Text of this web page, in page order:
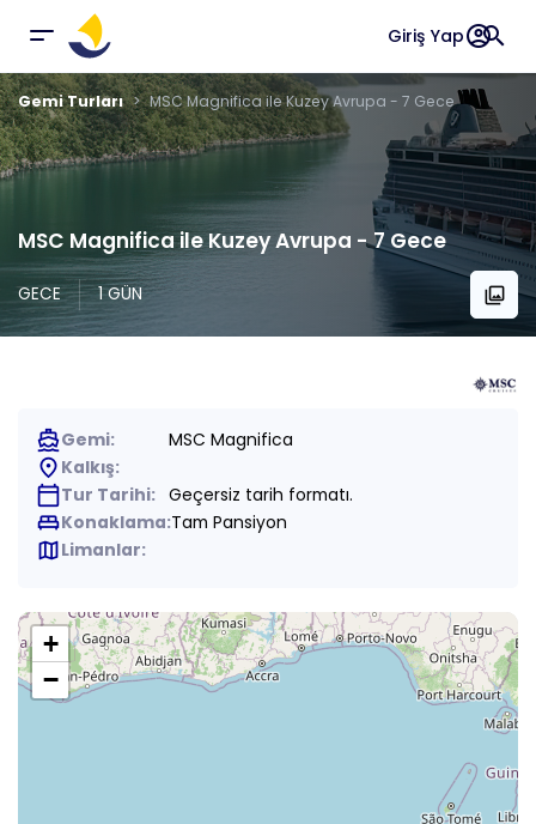
Giriş Yapaccount_circlesearch
Gemi Turları MSC Magnifica ile Kuzey Avrupa - 7 Gece
MSC Magnifica ile Kuzey Avrupa - 7 Gece
GECE 1 GÜN collections
directions_boatGemi: MSC Magnifica
place Kalkış:
calendar_todayTur Tarihi: Geçersiz tarih formatı.
king_bedKonaklama:Tam Pansiyon
map Limanlar:
+
−